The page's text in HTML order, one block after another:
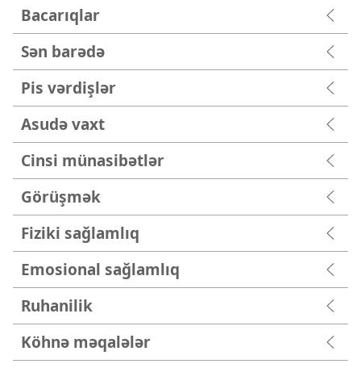
Bacarıqlar
Sən barədə
Pis vərdişlər
Asudə vaxt
Cinsi münasibətlər
Görüşmək
Fiziki sağlamlıq
Emosional sağlamlıq
Ruhanilik
Köhnə məqalələr